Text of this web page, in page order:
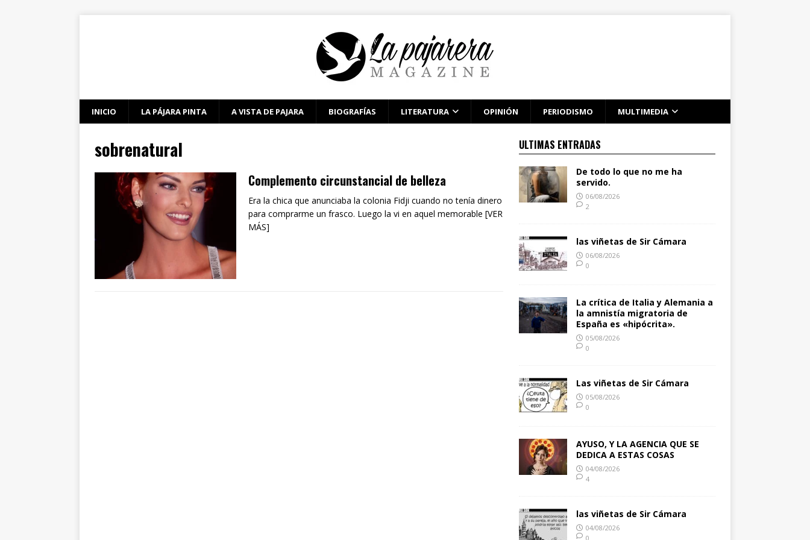
INICIO LA PÁJARA PINTA A VISTA DE PAJARA BIOGRAFÍAS LITERATURA OPINIÓN PERIODISMO MULTIMEDIA
sobrenatural
Complemento circunstancial de belleza
Era la chica que anunciaba la colonia Fidji cuando no tenía dinero
para comprarme un frasco. Luego la vi en aquel memorable [VER
MÁS]
ULTIMAS ENTRADAS
De todo lo que no me ha
servido.
06/08/2026
2
las viñetas de Sir Cámara
06/08/2026
0
La crítica de Italia y Alemania a
la amnistía migratoria de
España es «hipócrita».
05/08/2026
0
Las viñetas de Sir Cámara
05/08/2026
0
AYUSO, Y LA AGENCIA QUE SE
DEDICA A ESTAS COSAS
04/08/2026
4
las viñetas de Sir Cámara
04/08/2026
0